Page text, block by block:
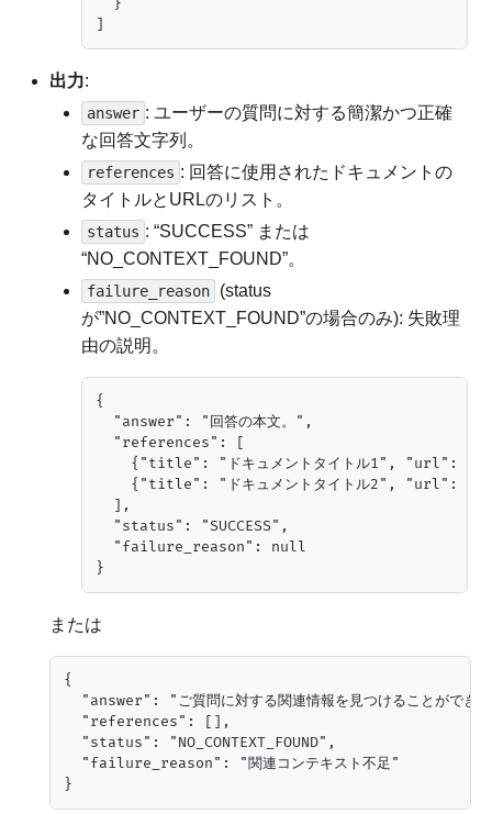
出力:
answer : ユーザーの質問に対する簡潔かつ正確
な回答文字列。
references : 回答に使用されたドキュメントの
タイトルとURLのリスト。
status : “SUCCESS” または
“NO_CONTEXT_FOUND”。
failure_reason
(status
が”NO_CONTEXT_FOUND”の場合のみ): 失敗理
由の説明。
{
  "answer": "回答の本文。",
  "references": [
{"title": "ドキュメントタイトル1", "url":
{"title": "ドキュメントタイトル2", "url":
  ],
  "status": "SUCCESS",
  "failure_reason": null
または
{
"answer": "ご質問に対する関連情報を見つけることができ
  "references": [],
  "status": "NO_CONTEXT_FOUND",
  "failure_reason": "関連コンテキスト不足"